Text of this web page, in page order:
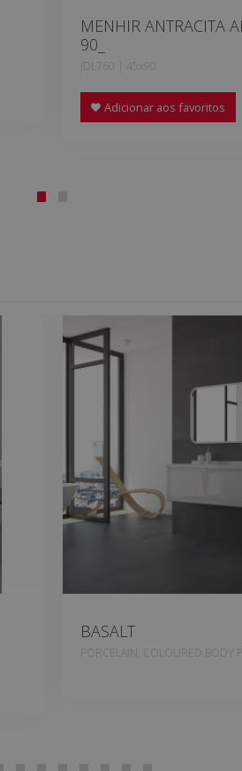
MENHIR ANTRACITA
90_
JDL760 | 45x90
Adicionar aos favoritos
BASALT
PORCELAIN, COLOURED BODY